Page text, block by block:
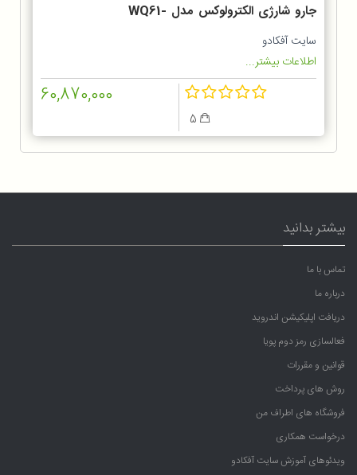
جارو شارژی الکترولوکس مدل WQ61-
1OGG
سایت آفکادو
اطلاعات بیشتر...
60,870,000
بیشتر بدانید
تماس با ما
درباره ما
دریافت اپلیکیشن اندروید
فعالسازی رمز دوم پویا
قوانین و مقررات
روش های پرداخت
فروشگاه های اطراف من
درخواست همکاری
ویدئوهای آموزش سایت آفکادو